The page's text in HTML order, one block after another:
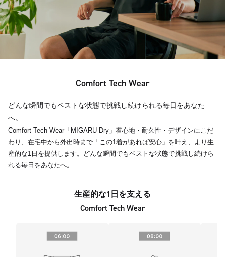
Comfort Tech Wear
どんな瞬間でもベストな状態で挑戦し続けられる毎日をあなた
へ。
Comfort Tech Wear「MIGARU Dry」着心地・耐久性・デザインにこだ
わり、在宅中から外出時まで「この1着があれば安心」を叶え、より生
産的な1日を提供します。どんな瞬間でもベストな状態で挑戦し続けら
れる毎日をあなたへ。
生産的な1日を支える
Comfort Tech Wear